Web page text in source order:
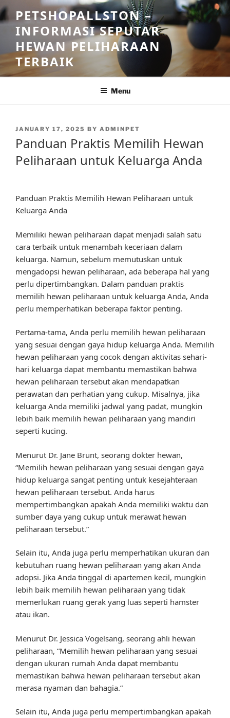
Skip
to
content
PETSHOPALLSTON –
INFORMASI SEPUTAR
HEWAN PELIHARAAN
TERBAIK
Menu
POSTED
JANUARY 17, 2025 BY ADMINPET
Panduan Praktis Memilih Hewan
Peliharaan untuk Keluarga Anda
Panduan Praktis Memilih Hewan Peliharaan untuk
Keluarga Anda
Memiliki hewan peliharaan dapat menjadi salah satu
cara terbaik untuk menambah keceriaan dalam
keluarga. Namun, sebelum memutuskan untuk
mengadopsi hewan peliharaan, ada beberapa hal yang
perlu dipertimbangkan. Dalam panduan praktis
memilih hewan peliharaan untuk keluarga Anda, Anda
perlu memperhatikan beberapa faktor penting.
Pertama-tama, Anda perlu memilih hewan peliharaan
yang sesuai dengan gaya hidup keluarga Anda. Memilih
hewan peliharaan yang cocok dengan aktivitas sehari-
hari keluarga dapat membantu memastikan bahwa
hewan peliharaan tersebut akan mendapatkan
perawatan dan perhatian yang cukup. Misalnya, jika
keluarga Anda memiliki jadwal yang padat, mungkin
lebih baik memilih hewan peliharaan yang mandiri
seperti kucing.
Menurut Dr. Jane Brunt, seorang dokter hewan,
“Memilih hewan peliharaan yang sesuai dengan gaya
hidup keluarga sangat penting untuk kesejahteraan
hewan peliharaan tersebut. Anda harus
mempertimbangkan apakah Anda memiliki waktu dan
sumber daya yang cukup untuk merawat hewan
peliharaan tersebut.”
Selain itu, Anda juga perlu memperhatikan ukuran dan
kebutuhan ruang hewan peliharaan yang akan Anda
adopsi. Jika Anda tinggal di apartemen kecil, mungkin
lebih baik memilih hewan peliharaan yang tidak
memerlukan ruang gerak yang luas seperti hamster
atau ikan.
Menurut Dr. Jessica Vogelsang, seorang ahli hewan
peliharaan, “Memilih hewan peliharaan yang sesuai
dengan ukuran rumah Anda dapat membantu
memastikan bahwa hewan peliharaan tersebut akan
merasa nyaman dan bahagia.”
Selain itu, Anda juga perlu mempertimbangkan apakah